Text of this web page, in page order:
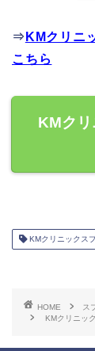
⇒ KMクリニ
こちら
KMク
KMクリニックス
HOME
ス
KMクリニッ